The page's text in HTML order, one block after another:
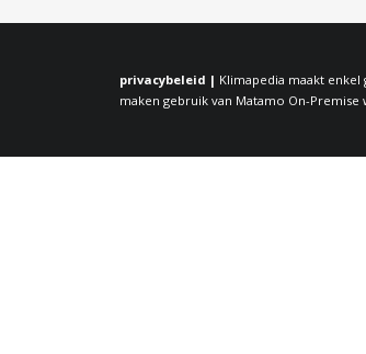
privacybeleid | Klimapedia maakt
maken gebruik van Matamo On-